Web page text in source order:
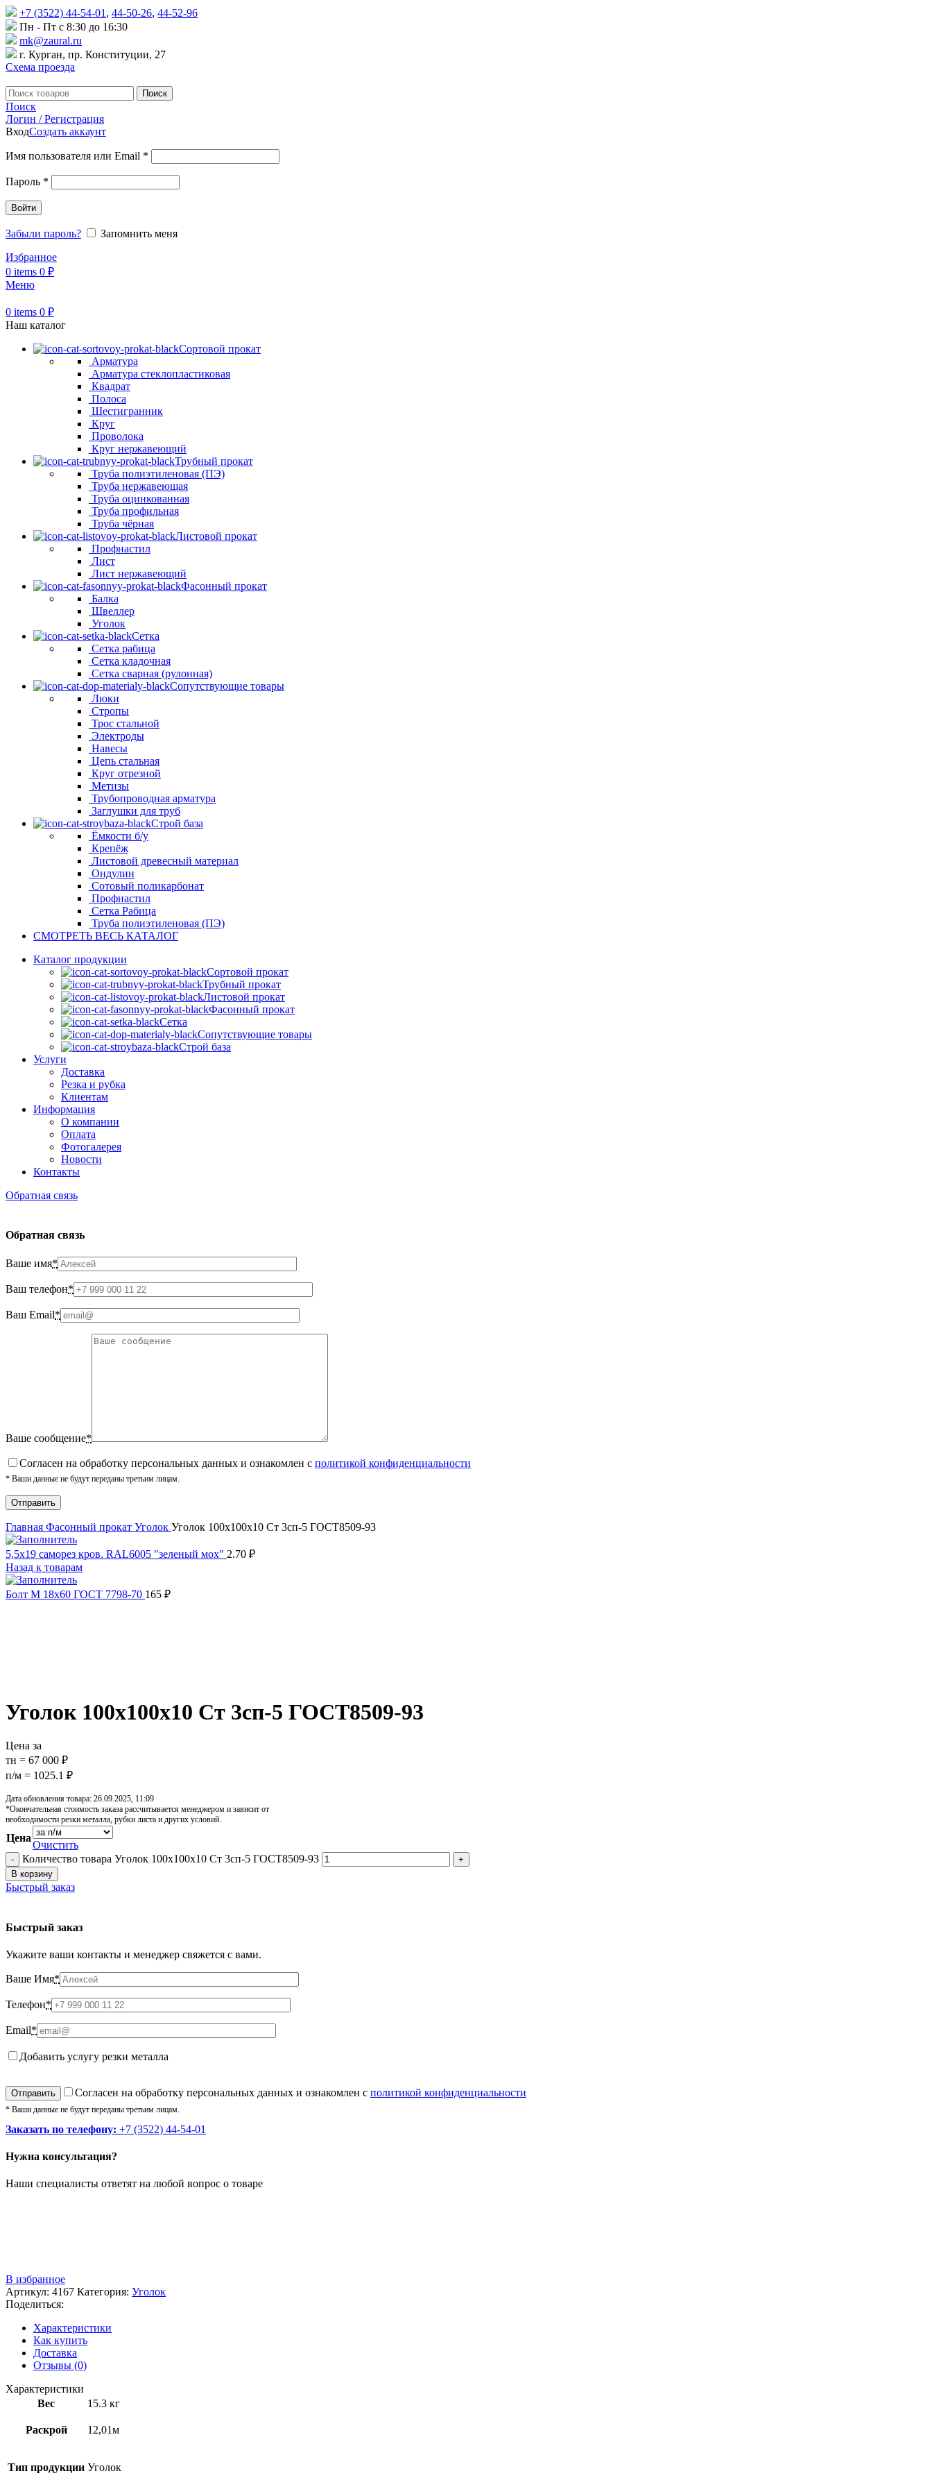
+7 (3522) 44-54-01 , 44-50-26, 44-52-96
Пн - Пт с 8:30 до 16:30
mk@zaural.ru
г. Курган, пр. Конституции, 27
Схема проезда
Поиск
Поиск
Логин / Регистрация
ВходСоздать аккаунт
Имя пользователя или Email *
Пароль *
Войти
Забыли пароль?
Запомнить меня
Избранное
0 items 0 ₽
Меню
0 items 0 ₽
Наш каталог
Сортовой прокат
Арматура
Арматура стеклопластиковая
Квадрат
Полоса
Шестигранник
Круг
Проволока
Круг нержавеющий
Трубный прокат
Труба полиэтиленовая (ПЭ)
Труба нержавеющая
Труба оцинкованная
Труба профильная
Труба чёрная
Листовой прокат
Профнастил
Лист
Лист нержавеющий
Фасонный прокат
Балка
Швеллер
Уголок
Сетка
Сетка рабица
Сетка кладочная
Сетка сварная (рулонная)
Сопутствующие товары
Люки
Стропы
Трос стальной
Электроды
Навесы
Цепь стальная
Круг отрезной
Метизы
Трубопроводная арматура
Заглушки для труб
Строй база
Ёмкости б/у
Крепёж
Листовой древесный материал
Ондулин
Сотовый поликарбонат
Профнастил
Сетка Рабица
Труба полиэтиленовая (ПЭ)
СМОТРЕТЬ ВЕСЬ КАТАЛОГ
Каталог продукции
Сортовой прокат
Трубный прокат
Листовой прокат
Фасонный прокат
Сетка
Сопутствующие товары
Строй база
Услуги
Доставка
Резка и рубка
Клиентам
Информация
О компании
Оплата
Фотогалерея
Новости
Контакты
Обратная связь
Обратная связь
Ваше имя*
Ваш телефон*
Ваш Email*
Ваше сообщение*
Cогласен на обработку персональных данных и ознакомлен с политикой конфиденциальности
* Ваши данные не будут переданы третьим лицам.
Главная Фасонный прокат Уголок Уголок 100х100х10 Ст 3сп-5 ГОСТ8509-93
5,5х19 cаморез кров. RAL6005 "зеленый мох" 2.70 ₽
Назад к товарам
Болт М 18х60 ГОСТ 7798-70 165 ₽
Уголок 100х100х10 Ст 3сп-5 ГОСТ8509-93
Цена за
тн = 67 000 ₽
п/м = 1025.1 ₽
Дата обновления товара: 26.09.2025, 11:09
*Окончательная стоимость заказа рассчитывается менеджером и зависит от
необходимости резки металла, рубки листа и других условий.
Цена
Очистить
Количество товара Уголок 100х100х10 Ст 3сп-5 ГОСТ8509-93
В корзину
Быстрый заказ
Быстрый заказ
Укажите ваши контакты и менеджер свяжется с вами.
Ваше Имя*
Телефон*
Email*
Добавить услугу резки металла
Cогласен на обработку персональных данных и ознакомлен с политикой конфиденциальности
* Ваши данные не будут переданы третьим лицам.
Заказать по телефону: +7 (3522) 44-54-01
Нужна консультация?
Наши специалисты ответят на любой вопрос о товаре
В избранное
Артикул: 4167 Категория: Уголок
Поделиться:
Характеристики
Как купить
Доставка
Отзывы (0)
Характеристики
Вес
15.3 кг
Раскрой 12,01м
Тип продукции Уголок